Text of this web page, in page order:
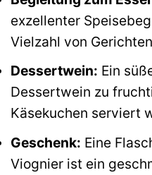
exzellenter
Vielzahl von
Dessertwein: Ein
Dessertwein zu
Käsekuchen serviert
Geschenk: Eine
Viognier ist ein